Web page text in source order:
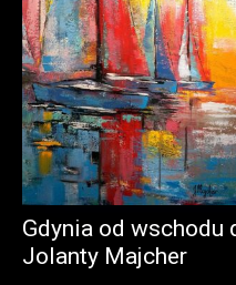
Gdynia od wschodu
Jolanty Majcher